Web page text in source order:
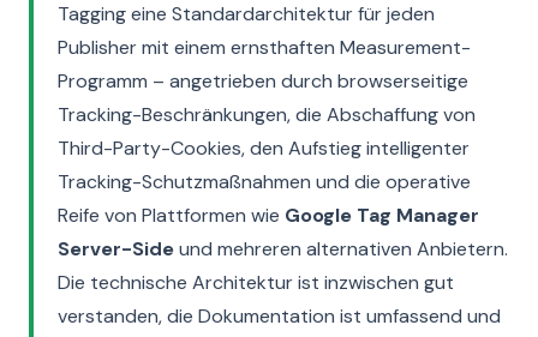
Tagging eine Standardarchitektur für jeden
Publisher mit einem ernsthaften Measurement-
Programm – angetrieben durch browserseitige
Tracking-Beschränkungen, die Abschaffung von
Third-Party-Cookies, den Aufstieg intelligenter
Tracking-Schutzmaßnahmen und die operative
Reife von Plattformen wie Google Tag Manager
Server-Sideund mehreren alternativen Anbietern.
Die technische Architektur ist inzwischen gut
verstanden, die Dokumentation ist umfassend und